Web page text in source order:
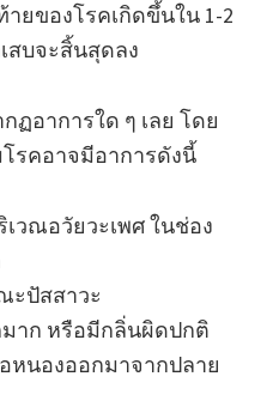
ายของโรคเกิดขึ้นใน 1-2
สบจะสิ้นสุดลง
ฏอาการใด ๆ เลย โดย
รคอาจมีอาการดังนี้
วณอวัยวะเพศ ในช่อง
ะปัสสาวะ
าก หรือมีกลิ่นผิดปกติ
หนองออกมาจากปลาย